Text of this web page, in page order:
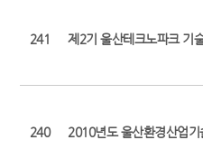
241 제2기 울산테크노파크 기
240 2010년도 울산환경산업